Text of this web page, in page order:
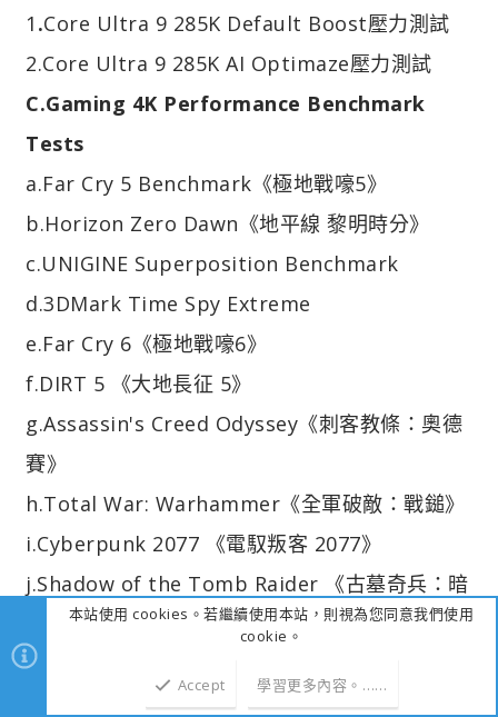
1 .Core Ultra 9 285K Default Boost壓力測試
2.Core Ultra 9 285K AI Optimaze壓力測試
C.Gaming 4K Performance Benchmark
Tests
a.Far Cry 5 Benchmark《極地戰嚎5》
b.Horizon Zero Dawn《地平線 黎明時分》
c.UNIGINE Superposition Benchmark
d.3DMark Time Spy Extreme
e.Far Cry 6《極地戰嚎6》
f.DIRT 5 《大地長征 5》
g.Assassin's Creed Odyssey《刺客教條：奧德
賽》
h.Total War: Warhammer《全軍破敵：戰鎚》
i.Cyberpunk 2077 《電馭叛客 2077》
j.Shadow of the Tomb Raider 《古墓奇兵：暗
k.《黑神話：悟空》
l.3DMark CPU Profile
本站使用 cookies。若繼續使用本站，則視為您同意我們使用
cookie。
Accept 學習更多內容。……